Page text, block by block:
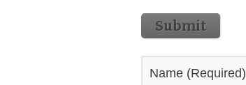
Submit